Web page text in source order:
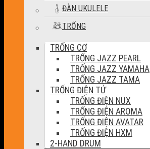
ĐÀN UKULELE
TRỐNG
TRỐNG CƠ
TRỐNG JAZZ PEARL
TRỐNG JAZZ YAMAHA
TRỐNG JAZZ TAMA
TRỐNG ĐIỆN TỬ
TRỐNG ĐIỆN NUX
TRỐNG ĐIỆN AROMA
TRỐNG ĐIỆN AVATAR
TRỐNG ĐIỆN HXM
2-HAND DRUM